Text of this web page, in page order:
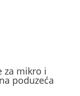
za mikro i
poduzeća